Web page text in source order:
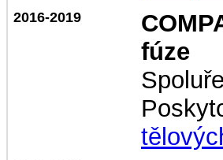
2016-2019
fúze